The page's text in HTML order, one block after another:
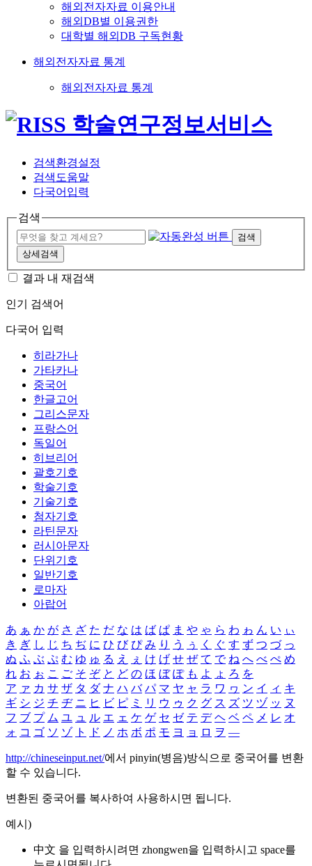
해외전자자료 이용안내
해외DB별 이용권한
대학별 해외DB 구독현황
해외전자자료 통계
해외전자자료 통계
검색환경설정
검색도움말
다국어입력
검색
검색
상세검색
결과 내 재검색
인기 검색어
다국어 입력
히라가나
가타카나
중국어
한글고어
그리스문자
프랑스어
독일어
히브리어
괄호기호
학술기호
기술기호
첨자기호
라틴문자
러시아문자
단위기호
일반기호
로마자
아랍어
あ ぁ か が さ ざ た だ な は ば ぱ ま や ゃ ら わ ゎ ん い ぃ
き ぎ し じ ち ぢ に ひ び ぴ み り う ぅ く ぐ す ず つ づ っ
ぬ ふ ぶ ぷ む ゆ ゅ る え ぇ け げ せ ぜ て で ね へ べ ぺ め
れ お ぉ こ ご そ ぞ と ど の ほ ぼ ぽ も よ ょ ろ を
ア ァ カ サ ザ タ ダ ナ ハ バ パ マ ヤ ャ ラ ワ ヮ ン イ ィ キ
ギ シ ジ チ ヂ ニ ヒ ビ ピ ミ リ ウ ゥ ク グ ス ズ ツ ヅ ッ ヌ
フ ブ プ ム ユ ュ ル エ ェ ケ ゲ セ ゼ テ デ ヘ ベ ペ メ レ オ
ォ コ ゴ ソ ゾ ト ド ノ ホ ボ ポ モ ヨ ョ ロ ヲ ―
http://chineseinput.net/에서 pinyin(병음)방식으로 중국어를 변환
할 수 있습니다.
변환된 중국어를 복사하여 사용하시면 됩니다.
예시)
中文 을 입력하시려면 zhongwen을 입력하시고 space를